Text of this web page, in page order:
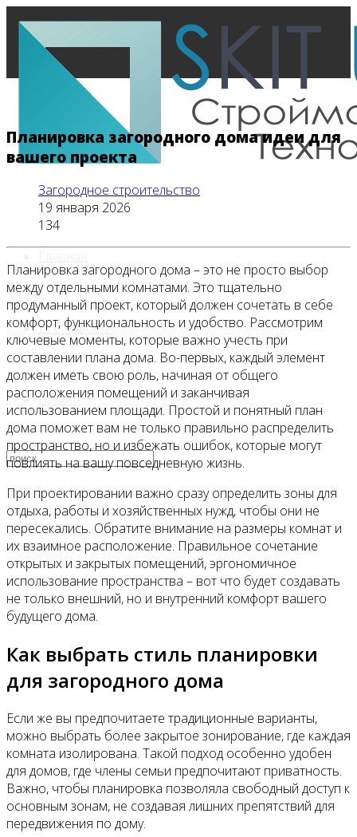
Все новости
Видео
Планировка загородного дома идеи для
вашего проекта
Загородное строительство
19 января 2026
134
Планировка загородного дома – это не просто выбор
между отдельными комнатами. Это тщательно
продуманный проект, который должен сочетать в себе
комфорт, функциональность и удобство. Рассмотрим
ключевые моменты, которые важно учесть при
составлении плана дома. Во-первых, каждый элемент
должен иметь свою роль, начиная от общего
расположения помещений и заканчивая
использованием площади. Простой и понятный план
дома поможет вам не только правильно распределить
пространство, но и избежать ошибок, которые могут
повлиять на вашу повседневную жизнь.
При проектировании важно сразу определить зоны для
отдыха, работы и хозяйственных нужд, чтобы они не
пересекались. Обратите внимание на размеры комнат и
их взаимное расположение. Правильное сочетание
открытых и закрытых помещений, эргономичное
использование пространства – вот что будет создавать
не только внешний, но и внутренний комфорт вашего
будущего дома.
Как выбрать стиль планировки
для загородного дома
Если же вы предпочитаете традиционные варианты,
можно выбрать более закрытое зонирование, где каждая
комната изолирована. Такой подход особенно удобен
для домов, где члены семьи предпочитают приватность.
Важно, чтобы планировка позволяла свободный доступ к
основным зонам, не создавая лишних препятствий для
передвижения по дому.